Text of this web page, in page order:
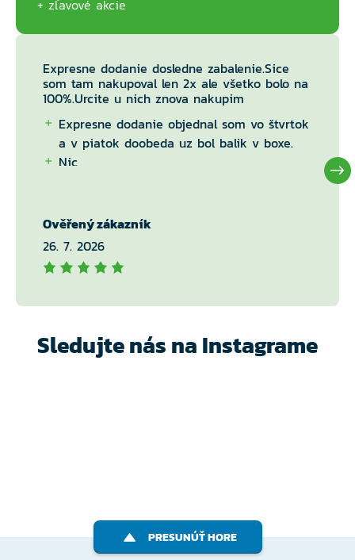
zľavové akcie
Expresne dodanie dosledne zabalenie.Sice
som tam nakupoval len 2x ale všetko bolo na
100%.Urcite u nich znova nakupim
Expresne dodanie objednal som vo štvrtok
a v piatok doobeda uz bol balik v boxe.
Nic
Ověřený zákazník
26. 7. 2026
Sledujte nás na Instagrame
PRESUNÚŤ HORE